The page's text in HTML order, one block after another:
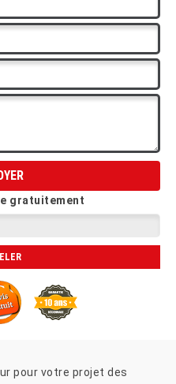
gratuitement
pour votre projet des